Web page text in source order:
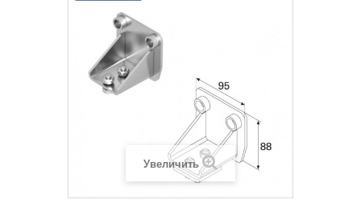
Увеличить
Адрес если нужен
Способ оплаты*